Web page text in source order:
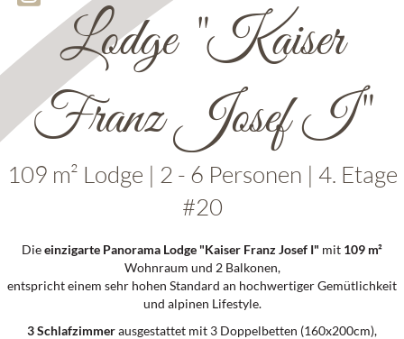
Lodge "Kaiser
Franz Josef I"
109 m² Lodge | 2 - 6 Personen | 4. Etage
#20
Dieeinzigarte Panorama Lodge "Kaiser Franz Josef I" mit 109 m²
Wohnraum und 2 Balkonen,
entspricht einem sehr hohen Standard an hochwertiger Gemütlichkeit
und alpinen Lifestyle.
3 Schlafzimmerausgestattet mit 3 Doppelbetten (160x200cm),